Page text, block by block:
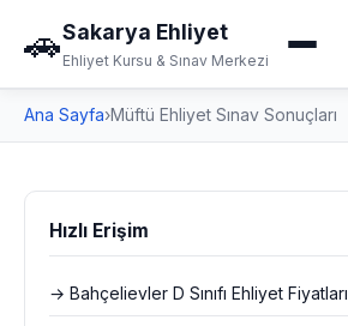
🚗Sakarya Ehliyet
Ehliyet Kursu & Sınav Merkezi
Ana Sayfa›Müftü Ehliyet Sınav Sonuçları
Hızlı Erişim
→ Bahçelievler D Sınıfı Ehliyet Fiyatları